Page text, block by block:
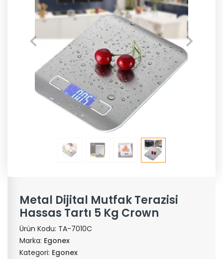
Metal Dijital Mutfak Terazisi
Hassas Tartı 5 Kg Crown
Ürün Kodu: TA-7010C
Marka: Egonex
Kategori: Egonex